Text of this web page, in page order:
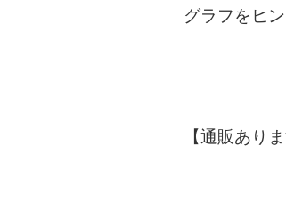
グラフをヒ
【通販あり